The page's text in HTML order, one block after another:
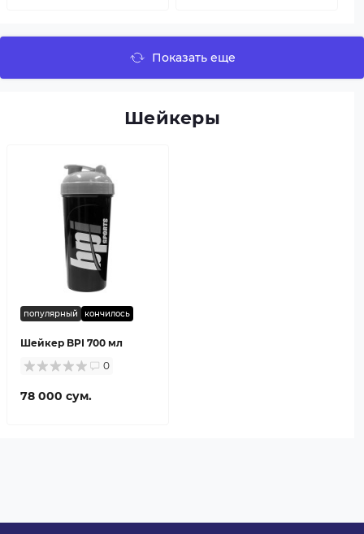
Показать еще
Шейкеры
популярный кончилось
Шейкер BPI 700 мл
0
78 000 сум.